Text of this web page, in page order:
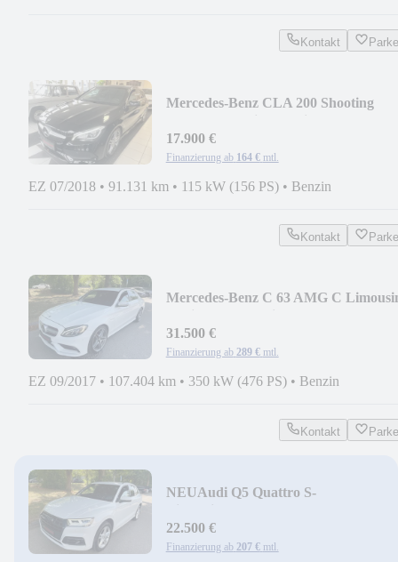
Kontakt
Mercedes-Benz CLA 200 Shooting
17.900 €
Finanzierung ab 164 € mtl.
EZ 07/2018 • 91.131 km • 115 kW (156 PS) • Benzin
Kontakt
Mercedes-Benz C 63 AMG C
31.500 €
Finanzierung ab 289 € mtl.
EZ 09/2017 • 107.404 km • 350 kW (476 PS) • Benzin
Kontakt
NEUAudi Q5 Quattro S-
22.500 €
Finanzierung ab 207 € mtl.